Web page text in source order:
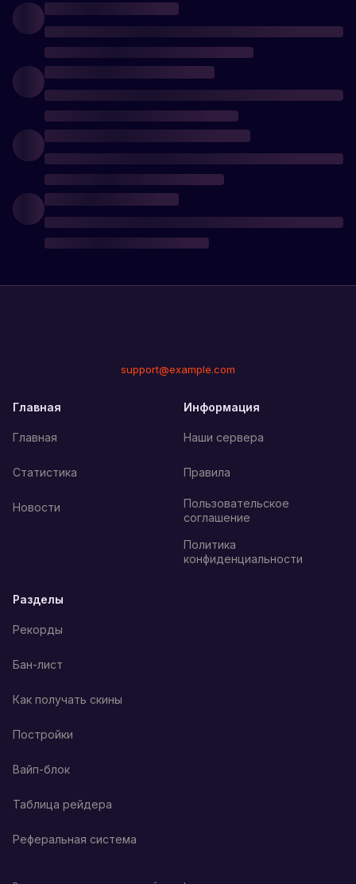
support@example.com
Главная
Главная
Статистика
Новости
Информация
Наши сервера
Правила
Пользовательское
соглашение
Политика
конфиденциальности
Разделы
Рекорды
Бан-лист
Как получать скины
Постройки
Вайп-блок
Таблица рейдера
Реферальная система